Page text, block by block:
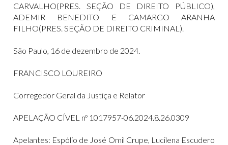
CARVALHO(PRES. SEÇÃO DE DIREITO PÚBLICO),
ADEMIR BENEDITO E CAMARGO ARANHA
FILHO(PRES. SEÇÃO DE DIREITO CRIMINAL).
São Paulo, 16 de dezembro de 2024.
FRANCISCO LOUREIRO
Corregedor Geral da Justiça e Relator
APELAÇÃO CÍVEL nº 1017957-06.2024.8.26.0309
Apelantes: Espólio de José Omil Crupe, Lucilena Escudero